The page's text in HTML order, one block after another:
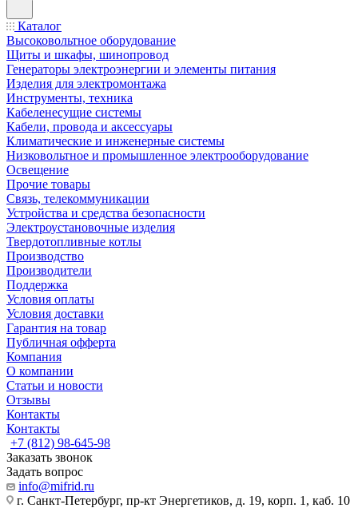
Каталог
Высоковольтное оборудование
Щиты и шкафы, шинопровод
Генераторы электроэнергии и элементы питания
Изделия для электромонтажа
Инструменты, техника
Кабеленесущие системы
Кабели, провода и аксессуары
Климатические и инженерные системы
Низковольтное и промышленное электрооборудование
Освещение
Прочие товары
Связь, телекоммуникации
Устройства и средства безопасности
Электроустановочные изделия
Твердотопливные котлы
Производство
Производители
Поддержка
Условия оплаты
Условия доставки
Гарантия на товар
Публичная офферта
Компания
О компании
Статьи и новости
Отзывы
Контакты
Контакты
+7 (812) 98-645-98
Заказать звонок
Задать вопрос
info@mifrid.ru
г. Санкт-Петербург, пр-кт Энергетиков, д. 19, корп. 1, каб. 10